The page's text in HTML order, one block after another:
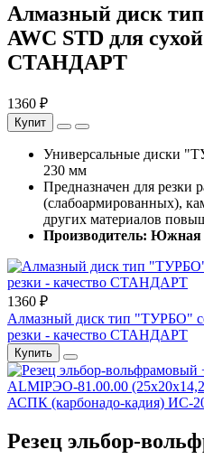
Алмазный диск
AWC STD для
СТАНДАРТ
1360 ₽
Купит
Универсальные диски
230 мм
Предназначен для резки
(слабоармированных),
других материалов
Производитель: Южная
1360 ₽
Алмазный диск тип "ТУРБО"
резки - качество СТАНДАРТ
Купить
Резец эльбор-